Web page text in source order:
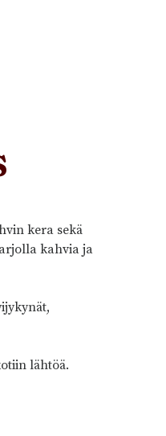
kera sekä
kahvia ja
lähtöä.